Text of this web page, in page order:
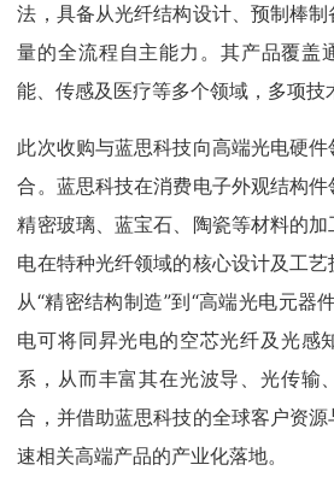
法，具备从光纤结构设计、预制棒
量的全流程自主能力。其产品覆盖
能、传感及医疗等多个领域，多项技
此次收购与蓝思科技向高端光电硬
合。蓝思科技在消费电子外观结构
精密玻璃、蓝宝石、陶瓷等材料的
电在特种光纤领域的核心设计及工
从“精密结构制造”到“高端光电元器
电可将同昇光电的空芯光纤及光感
系，从而丰富其在光波导、光传输
合，并借助蓝思科技的全球客户资
速相关高端产品的产业化落地。